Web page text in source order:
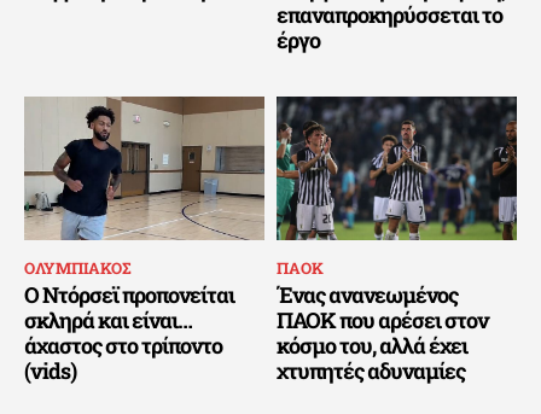
επαναπροκηρύσσεται το
έργο
ΟΛΥΜΠΙΑΚΟΣ
Ο Ντόρσεϊ προπονείται
σκληρά και είναι…
άχαστος στο τρίποντο
(vids)
ΠΑΟΚ
Ένας ανανεωμένος
ΠΑΟΚ που αρέσει στον
κόσμο του, αλλά έχει
χτυπητές αδυναμίες